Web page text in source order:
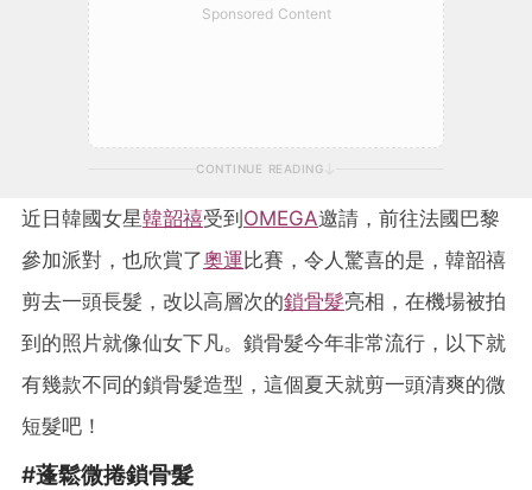
Sponsored Content
CONTINUE READING
近日韓國女星韓韶禧受到OMEGA邀請，前往法國巴黎
參加派對，也欣賞了奧運比賽，令人驚喜的是，韓韶禧
剪去一頭長髮，改以高層次的鎖骨髮亮相，在機場被拍
到的照片就像仙女下凡。鎖骨髮今年非常流行，以下就
有幾款不同的鎖骨髮造型，這個夏天就剪一頭清爽的微
短髮吧！
#蓬鬆微捲鎖骨髮